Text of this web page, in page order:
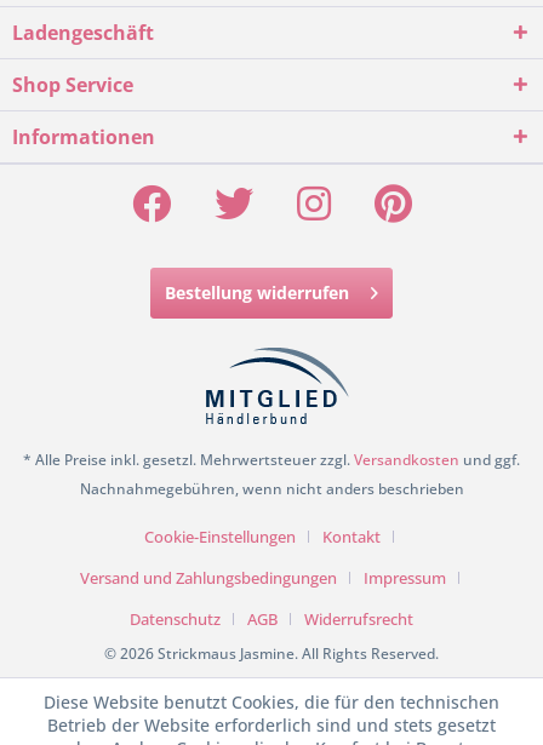
Ladengeschäft
Shop Service
Informationen
Bestellung widerrufen
* Alle Preise inkl. gesetzl. Mehrwertsteuer zzgl.Versandkosten und ggf.
Nachnahmegebühren, wenn nicht anders beschrieben
Cookie-Einstellungen
Kontakt
Versand und Zahlungsbedingungen
Impressum
Datenschutz
AGB Widerrufsrecht
© 2026 Strickmaus Jasmine. All Rights Reserved.
Diese Website benutzt Cookies, die für den technischen
Betrieb der Website erforderlich sind und stets gesetzt